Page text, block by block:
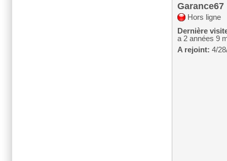
Garance67
Hors ligne
Dernière
a 2 années 9
A rejoint: 4/